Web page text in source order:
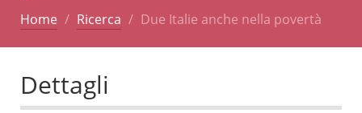
Home Ricerca Due Italie anche nella povertà
Dettagli